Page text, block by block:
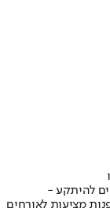
להיתקע -
מציעות לאורחים